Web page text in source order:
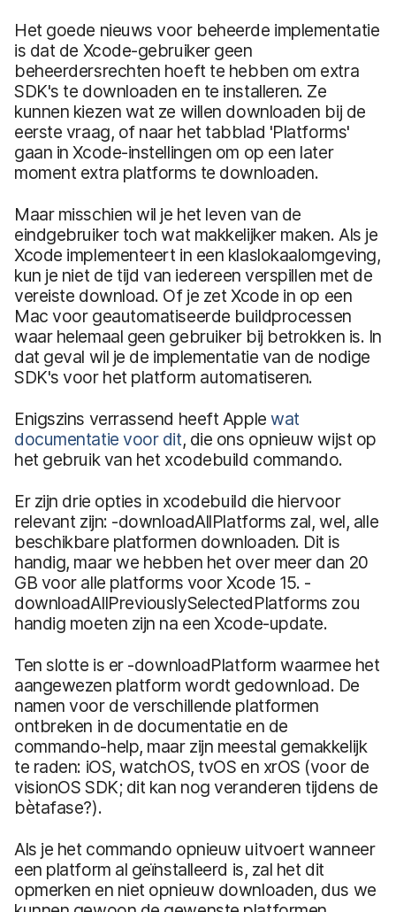
Het goede nieuws voor beheerde implementatie
is dat de Xcode-gebruiker geen
beheerdersrechten hoeft te hebben om extra
SDK's te downloaden en te installeren. Ze
kunnen kiezen wat ze willen downloaden bij de
eerste vraag, of naar het tabblad 'Platforms'
gaan in Xcode-instellingen om op een later
moment extra platforms te downloaden.
Maar misschien wil je het leven van de
eindgebruiker toch wat makkelijker maken. Als je
Xcode implementeert in een klaslokaalomgeving,
kun je niet de tijd van iedereen verspillen met de
vereiste download. Of je zet Xcode in op een
Mac voor geautomatiseerde buildprocessen
waar helemaal geen gebruiker bij betrokken is. In
dat geval wil je de implementatie van de nodige
SDK's voor het platform automatiseren.
Enigszins verrassend heeft Applewat
documentatie voor dit, die ons opnieuw wijst op
het gebruik van het xcodebuild commando.
Er zijn drie opties in xcodebuild die hiervoor
relevant zijn: -downloadAllPlatforms zal, wel, alle
beschikbare platformen downloaden. Dit is
handig, maar we hebben het over meer dan 20
GB voor alle platforms voor Xcode 15. -
downloadAllPreviouslySelectedPlatforms zou
handig moeten zijn na een Xcode-update.
Ten slotte is er -downloadPlatform waarmee het
aangewezen platform wordt gedownload. De
namen voor de verschillende platformen
ontbreken in de documentatie en de
commando-help, maar zijn meestal gemakkelijk
te raden: iOS, watchOS, tvOS en xrOS (voor de
visionOS SDK; dit kan nog veranderen tijdens de
bètafase?).
Als je het commando opnieuw uitvoert wanneer
een platform al geïnstalleerd is, zal het dit
opmerken en niet opnieuw downloaden, dus we